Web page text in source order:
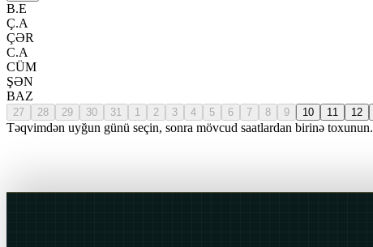
B.E
Ç.A
ÇƏR
C.A
CÜM
ŞƏN
BAZ
27 28 29 30 31 1 2 3 4 5 6 7 8 9 10 11 12
Təqvimdən uyğun günü seçin, sonra mövcud saatlardan birinə toxunun.